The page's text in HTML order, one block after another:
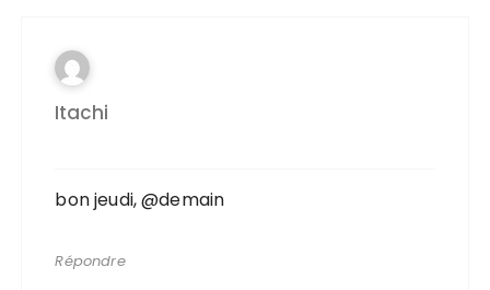
Itachi
bon jeudi, @demain
Répondre